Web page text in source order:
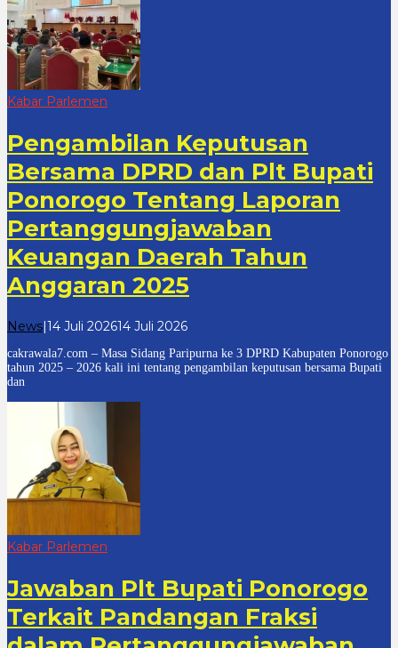
Kabar Parlemen
Pengambilan Keputusan
Bersama DPRD dan Plt Bupati
Ponorogo Tentang Laporan
Pertanggungjawaban
Keuangan Daerah Tahun
Anggaran 2025
News 14 Juli 202614 Juli 2026oleh
7
cakrawala7.com – Masa Sidang Paripurna ke 3 DPRD Kabupaten Ponorogo
tahun 2025 – 2026 kali ini tentang pengambilan keputusan bersama Bupati
dan
Kabar Parlemen
Jawaban Plt Bupati Ponorogo
Terkait Pandangan Fraksi